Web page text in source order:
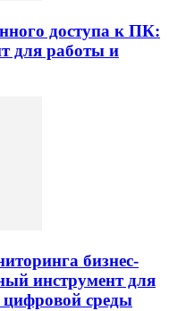
доступа к ПК:
для работы и
бизнес-
инструмент для
цифровой среды